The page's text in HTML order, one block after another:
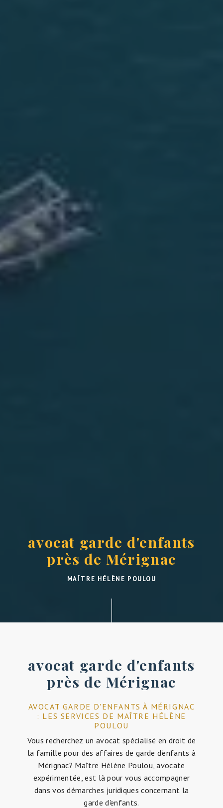
avocat garde d'enfants
près de Mérignac
MAÎTRE HÉLÈNE POULOU
avocat garde d'enfants
près de Mérignac
AVOCAT GARDE D'ENFANTS À MÉRIGNAC
: LES SERVICES DE MAÎTRE HÉLÈNE
POULOU
Vous recherchez un avocat spécialisé en droit de
la famille pour des affaires de garde d'enfants à
Mérignac? Maître Hélène Poulou, avocate
expérimentée, est là pour vous accompagner
dans vos démarches juridiques concernant la
garde d'enfants.